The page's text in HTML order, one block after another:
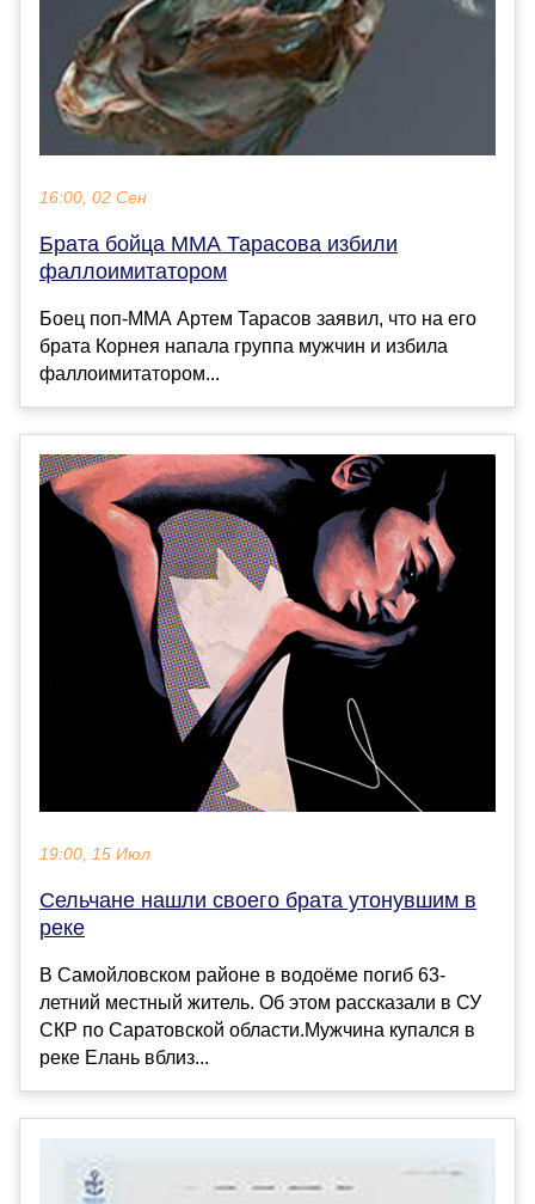
16:00, 02 Сен
Брата бойца MMA Тарасова избили
фаллоимитатором
Боец поп-ММА Артем Тарасов заявил, что на его
брата Корнея напала группа мужчин и избила
фаллоимитатором...
19:00, 15 Июл
Сельчане нашли своего брата утонувшим в
реке
В Самойловском районе в водоёме погиб 63-
летний местный житель. Об этом рассказали в СУ
СКР по Саратовской области.Мужчина купался в
реке Елань вблиз...